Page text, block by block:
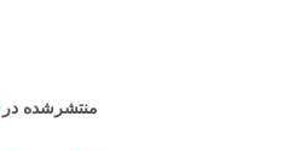
منتشرشده در